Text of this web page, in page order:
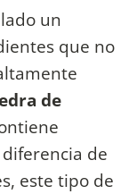
un
que no
de
de
este tipo de